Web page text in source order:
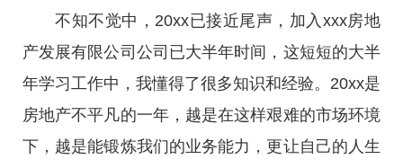
不知不觉中，20xx已接近尾声，加入xxx房地
产发展有限公司公司已大半年时间，这短短的大半
年学习工作中，我懂得了很多知识和经验。20xx是
房地产不平凡的一年，越是在这样艰难的市场环境
下，越是能锻炼我们的业务能力，更让自己的人生